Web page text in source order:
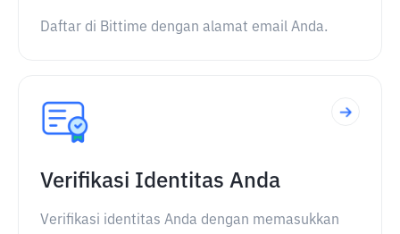
Daftar di Bittime dengan alamat email Anda.
Verifikasi Identitas Anda
Verifikasi identitas Anda dengan memasukkan